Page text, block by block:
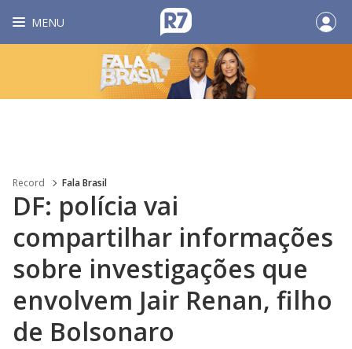
MENU
Record Fala Brasil
DF: polícia vai
compartilhar informações
sobre investigações que
envolvem Jair Renan, filho
de Bolsonaro